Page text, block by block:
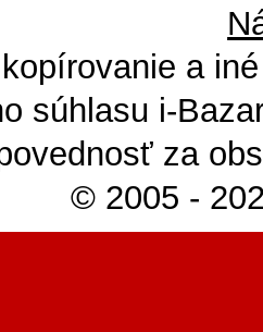
a
súhlasu i-
za
© 2005 -